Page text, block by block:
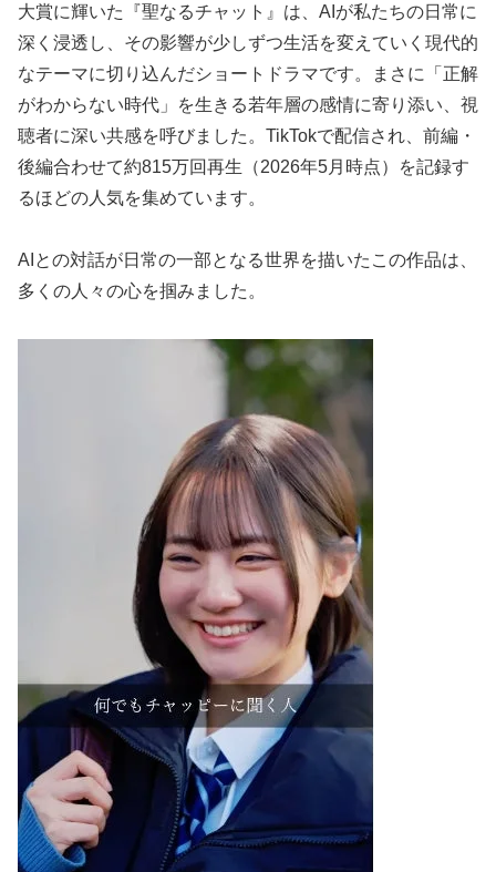
大賞に輝いた『聖なるチャット』は、AIが私たちの日常に
深く浸透し、その影響が少しずつ生活を変えていく現代的
なテーマに切り込んだショートドラマです。まさに「正解
がわからない時代」を生きる若年層の感情に寄り添い、視
聴者に深い共感を呼びました。TikTokで配信され、前編・
後編合わせて約815万回再生（2026年5月時点）を記録す
るほどの人気を集めています。
AIとの対話が日常の一部となる世界を描いたこの作品は、
多くの人々の心を掴みました。